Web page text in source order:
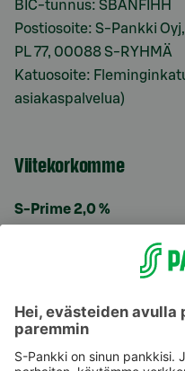
BIC-tunnus: SBANFIHH
Postiosoite: S-Pankki Oyj,
PL 77, 00088 S-RYHMÄ
Katuosoite:
asiakaspalvelua)
Viitekorkomme
S-Prime 2,0 %